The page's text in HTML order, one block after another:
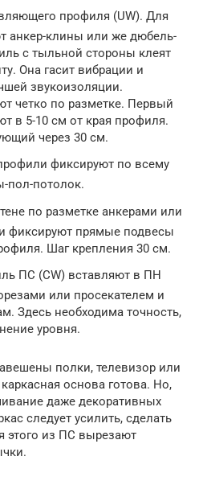
профиля (UW). Для
анкер-клины или же дюбель-
с тыльной стороны клеят
Она гасит вибрации и
звукоизоляции.
четко по разметке. Первый
в 5-10 см от края профиля.
через 30 см.
фиксируют по всему
пол-потолок.
по разметке анкерами или
фиксируют прямые подвесы
Шаг крепления 30 см.
ПС (CW) вставляют в ПН
или просекателем и
Здесь необходима точность,
уровня.
полки, телевизор или
основа готова. Но,
даже декоративных
следует усилить, сделать
из ПС вырезают